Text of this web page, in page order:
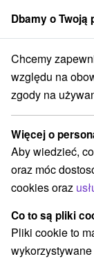
członek grupySorger
hotel na
Pobyt
Park hotel na
Trenčianske
Przejdź do
Dbamy o Twoją
Chcemy
względu na
zgody na
Więcej o
Aby wiedzieć,
oraz móc
cookies oraz
Co to są pliki
Pliki cookie to